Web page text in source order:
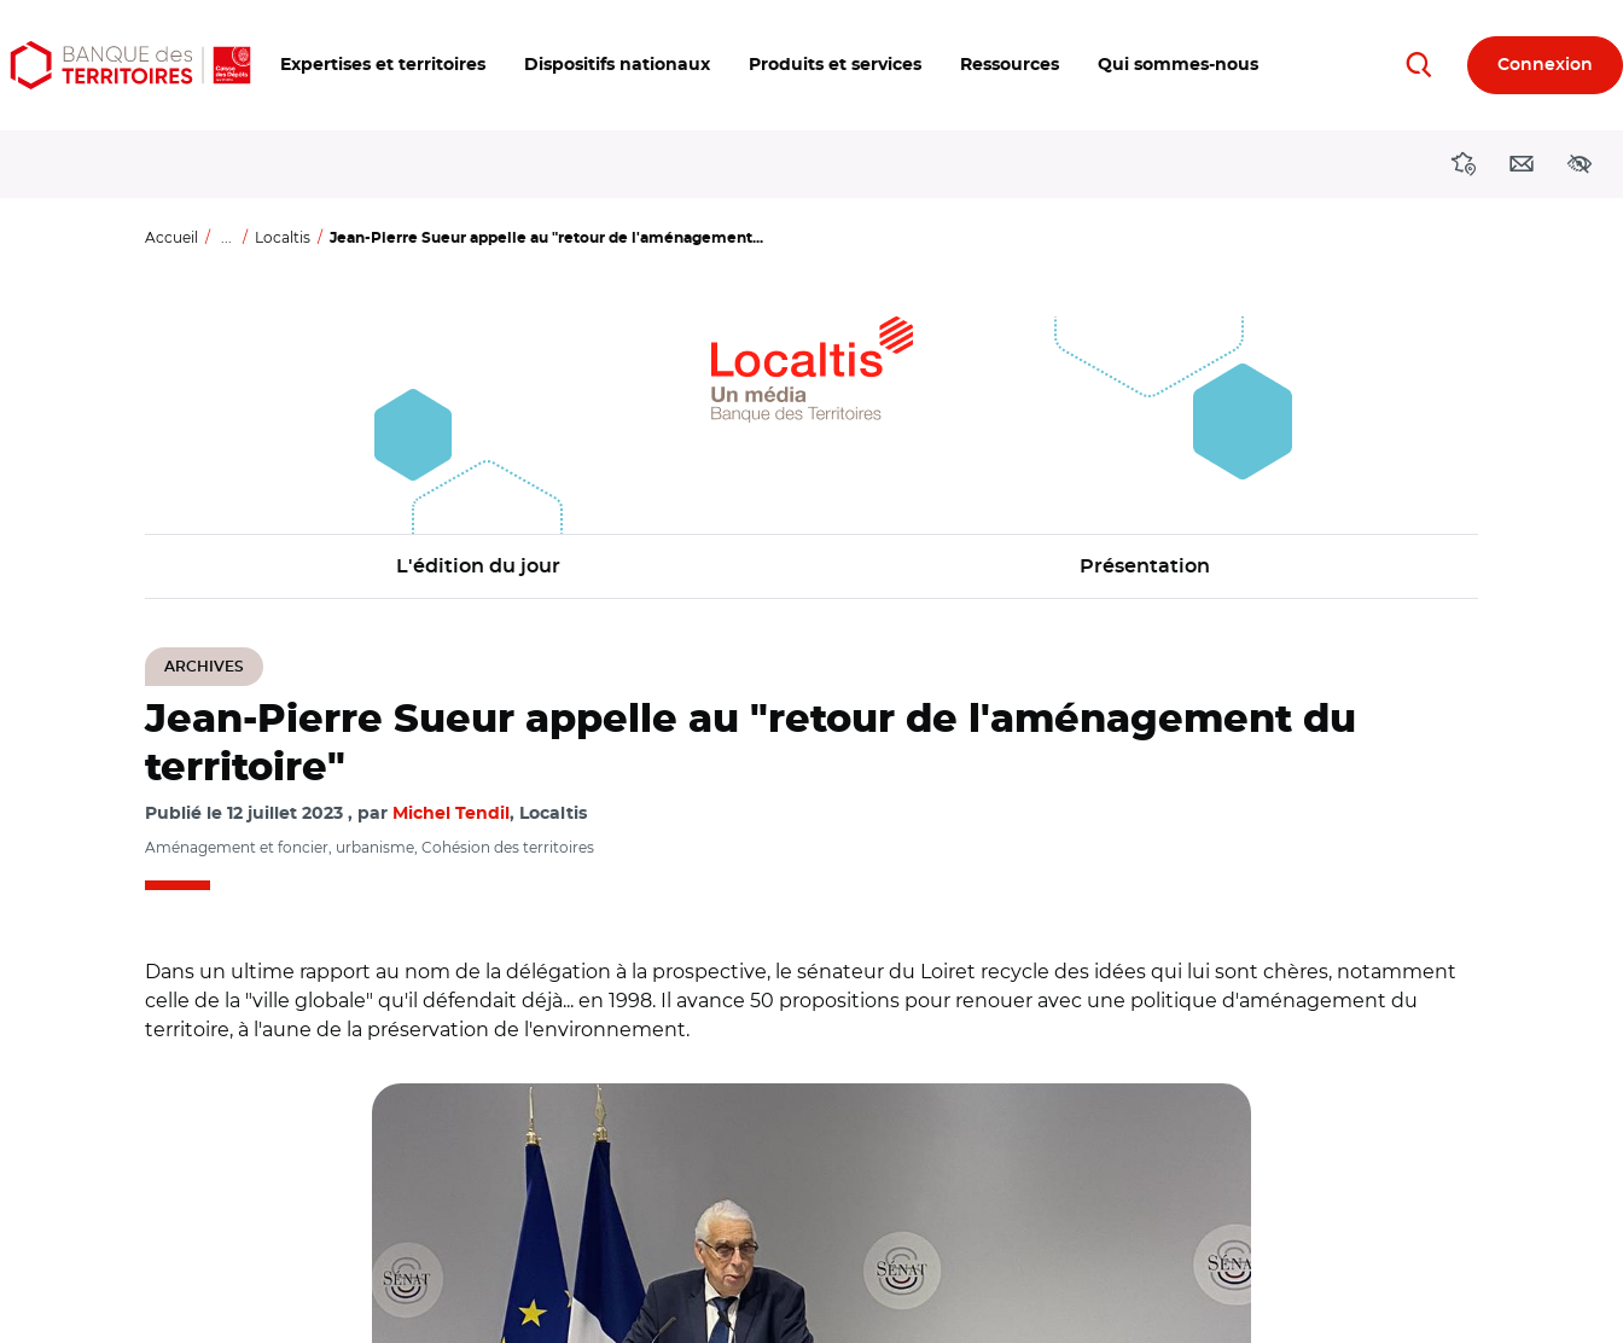
Aller
au
Aller
au
Ouvrir
les
Expertises et territoires Dispositifs nationaux Produits et services Ressources Qui sommes-nous RechercherConnexion
DirectionsContact
Accueil ... Localtis Jean-Pierre Sueur appelle au "retour de l'aménagement...
L'édition du jour Présentation
ARCHIVES
Jean-Pierre Sueur appelle au "retour de l'aménagement du
territoire"
Publié le 12 juillet 2023 par Michel Tendil , Localtis
Aménagement et foncier, urbanisme, Cohésion des territoires
Dans un ultime rapport au nom de la délégation à la prospective, le sénateur du Loiret recycle des idées qui lui sont chères, notamment
celle de la "ville globale" qu'il défendait déjà... en 1998. Il avance 50 propositions pour renouer avec une politique d'aménagement du
territoire, à l'aune de la préservation de l'environnement.
© @JP_Sueur/ Jean-Pierre Sueur à présenté à la presse son rapport sur l'aménagement du territoire